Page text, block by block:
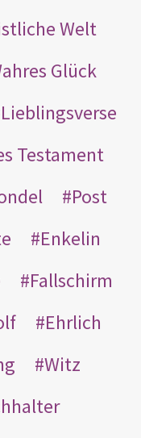
Welt
Glück
Lieblingsverse
Testament
Post
Enkelin
Fallschirm
Ehrlich
Witz